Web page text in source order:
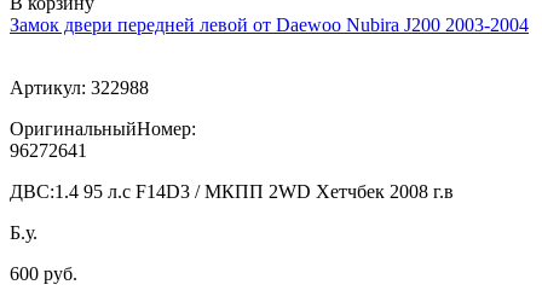
Замок двери передней левой от Daewoo Nubira J200 2003-2004
Артикул: 322988
ОригинальныйНомер:
96272641
ДВС:1.4 95 л.с F14D3 / МКПП 2WD Хетчбек 2008 г.в
Б.у.
600 руб.